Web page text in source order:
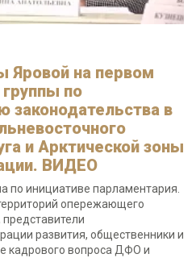
Яровой на первом
по
законодательства в
и Арктической зоны
ВИДЕО
по инициативе парламентария.
опережающего
развития, общественники и
кадрового вопроса ДФО и